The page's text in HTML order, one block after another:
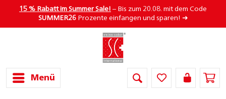
15 % Rabatt im Summer Sale! – Bis zum 20.08. mit dem Code
SUMMER26Prozente einfangen und sparen! ➜
Menü